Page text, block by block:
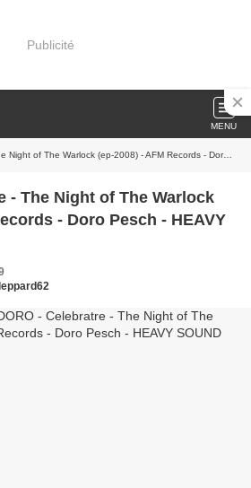
Publicité
MENU
Warlock (ep-2008) - AFM Records - Doro Pesch - HEAVY SOUND SYSTEM
- The Night of The Warlock
- Doro Pesch - HEAVY